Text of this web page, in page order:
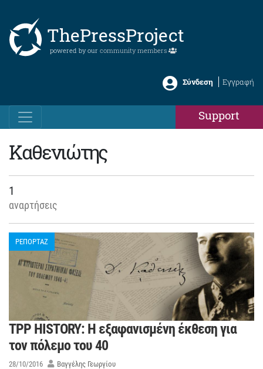
ThePressProject
powered by our community members
Σύνδεση Εγγραφή
Support
Καθενιώτης
1
αναρτήσεις
ΡΕΠΟΡΤΑΖ
TPP HISTORY: Η εξαφανισμένη έκθεση για
τον πόλεμο του 40
28/10/2016 Βαγγέλης Γεωργίου